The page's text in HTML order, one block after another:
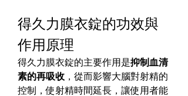
得久力膜衣錠的功效與
作用原理
得久力膜衣錠的主要作用是抑制血清
素的再吸收 ，從而影響大腦對射精的
控制，使射精時間延長，讓使用者能